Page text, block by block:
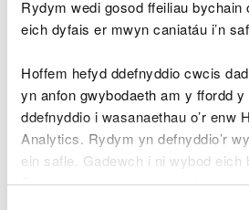
Rydym wedi gosod ffeiliau bychain
eich dyfais er mwyn caniatáu i’n
Hoffem hefyd ddefnyddio cwcis
yn anfon gwybodaeth am y ffordd
ddefnyddio i wasanaethau o’r enw
Analytics. Rydym yn defnyddio’r
ein safle. Gadewch i ni wybod eich
Byddwn yn defnyddio cwci i gadw
Chwilio
Dangos
Ehangu
Gyfeirnod y
cynllun
coedwig